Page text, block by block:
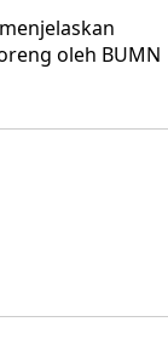
oleh BUMN